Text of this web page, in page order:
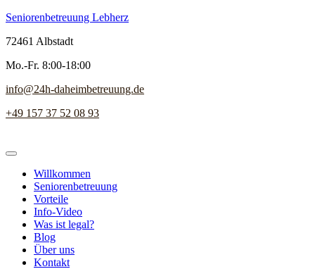
Seniorenbetreuung Lebherz
72461 Albstadt
Mo.-Fr. 8:00-18:00
info@24h-daheimbetreuung.de
+49 157 37 52 08 93
Willkommen
Seniorenbetreuung
Vorteile
Info-Video
Was ist legal?
Blog
Über uns
Kontakt